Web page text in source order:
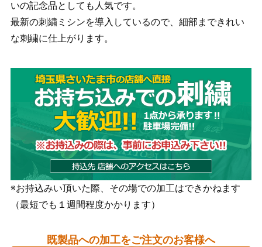
いの記念品としても人気です。
最新の刺繍ミシンを導入しているので、細部まできれい
な刺繍に仕上がります。
※お持込みい頂いた際、その場での加工はできかねます
（最短でも１週間程度かかります）
既製品への加工をご注文のお客様へ